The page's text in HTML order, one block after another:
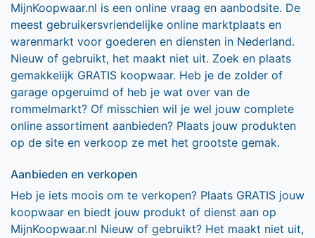
MijnKoopwaar.nl is een online vraag en aanbodsite. De
meest gebruikersvriendelijke online marktplaats en
warenmarkt voor goederen en diensten in Nederland.
Nieuw of gebruikt, het maakt niet uit. Zoek en plaats
gemakkelijk GRATIS koopwaar. Heb je de zolder of
garage opgeruimd of heb je wat over van de
rommelmarkt? Of misschien wil je wel jouw complete
online assortiment aanbieden? Plaats jouw produkten
op de site en verkoop ze met het grootste gemak.
Aanbieden en verkopen
Heb je iets moois om te verkopen? Plaats GRATIS jouw
koopwaar en biedt jouw produkt of dienst aan op
MijnKoopwaar.nl Nieuw of gebruikt? Het maakt niet uit,